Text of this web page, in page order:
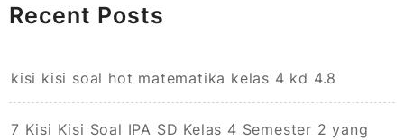
Recent Posts
kisi kisi soal hot matematika kelas 4 kd 4.8
7 Kisi Kisi Soal IPA SD Kelas 4 Semester 2 yang